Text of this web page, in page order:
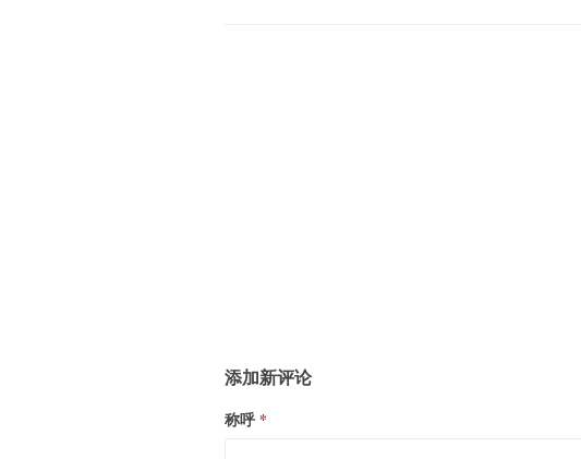
添加新评论
称呼